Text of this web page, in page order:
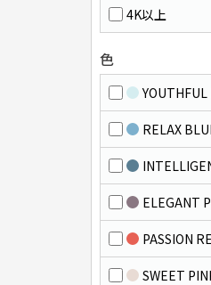
4K以上
色
RELAX
ELEGANT
PASSION
SWEET